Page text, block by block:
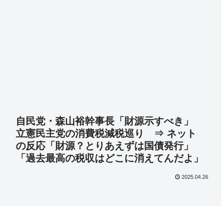
自民党・森山裕幹事長「財源示すべき」
立憲民主党の消費税減税巡り ⇒ ネット
の反応「財源？とりあえずは国債発行」
「過去最高の税収はどこに消えてんだよ」
2025.04.26